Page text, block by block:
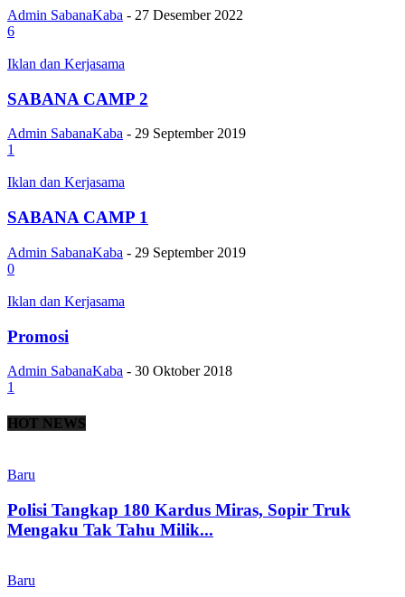
Admin SabanaKaba - 27 Desember 2022
6
Iklan dan Kerjasama
SABANA CAMP 2
Admin SabanaKaba - 29 September 2019
1
Iklan dan Kerjasama
SABANA CAMP 1
Admin SabanaKaba - 29 September 2019
0
Iklan dan Kerjasama
Promosi
Admin SabanaKaba - 30 Oktober 2018
1
HOT NEWS
Baru
Polisi Tangkap 180 Kardus Miras, Sopir Truk
Mengaku Tak Tahu Milik...
Baru